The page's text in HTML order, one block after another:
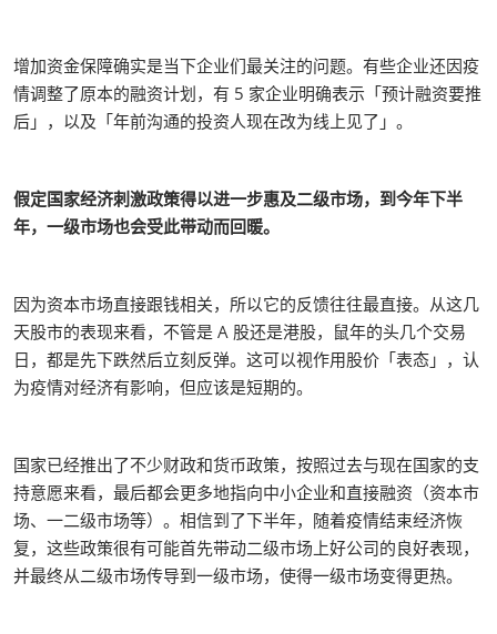
增加资金保障确实是当下企业们最关注的问题。有些企业还因疫
情调整了原本的融资计划，有 5 家企业明确表示「预计融资要推
后」，以及「年前沟通的投资人现在改为线上见了」。
假定国家经济刺激政策得以进一步惠及二级市场，到今年下半
年，一级市场也会受此带动而回暖。
因为资本市场直接跟钱相关，所以它的反馈往往最直接。从这几
天股市的表现来看，不管是 A 股还是港股，鼠年的头几个交易
日，都是先下跌然后立刻反弹。这可以视作用股价「表态」，认
为疫情对经济有影响，但应该是短期的。
国家已经推出了不少财政和货币政策，按照过去与现在国家的支
持意愿来看，最后都会更多地指向中小企业和直接融资（资本市
场、一二级市场等）。相信到了下半年，随着疫情结束经济恢
复，这些政策很有可能首先带动二级市场上好公司的良好表现，
并最终从二级市场传导到一级市场，使得一级市场变得更热。